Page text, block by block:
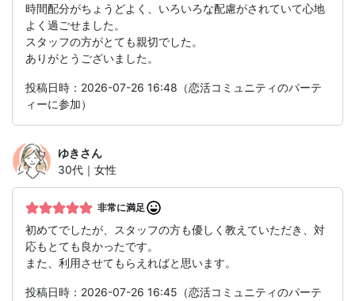
時間配分がちょうどよく、いろいろな配慮がされていて心地
よく過ごせました。
スタッフの方がとても親切でした。
ありがとうございました。
投稿日時：2026-07-26 16:48（恋活コミュニティのパーテ
ィーに参加）
ゆきさん
30代｜女性
非常に満足
初めてでしたが、スタッフの方も優しく教えていただき、対
応もとても良かったです。
また、利用させてもらえればと思います。
投稿日時：2026-07-26 16:45（恋活コミュニティのパーテ